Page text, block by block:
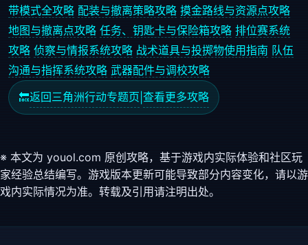
带模式全攻略 配装与撤离策略攻略 摸金路线与资源点攻略
地图与撤离点攻略 任务、钥匙卡与保险箱攻略 排位赛系统
攻略 侦察与情报系统攻略 战术道具与投掷物使用指南 队伍
沟通与指挥系统攻略 武器配件与调校攻略
🔙返回三角洲行动专题页 查看更多攻略
※ 本文为 youol.com 原创攻略，基于游戏内实际体验和社区玩
家经验总结编写。游戏版本更新可能导致部分内容变化，请以游
戏内实际情况为准。转载及引用请注明出处。